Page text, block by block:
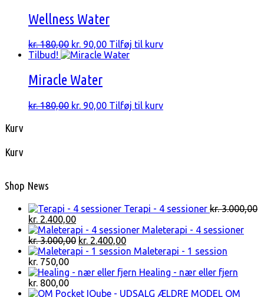
var:
kr. 180,00.
er:
kr. 90,00.
Wellness Water
kr.180,00 Den
oprindelige
var:
kr. 180,00.
kr. 90,00Den
aktuelle
Tilføj til kurv
Tilbud!
Miracle Water
kr.180,00 Den
kr. 90,00Den
Tilføj til kurv
Kurv
Kurv
Shop News
Terapi - 4 sessioner kr.3.000,00
Den
oprindelige
pris
var:
kr. 3.000,00.
kr. 2.400,00Den
aktuelle
pris
er:
Maleterapi - 4 sessioner
kr.3.000,00 Den
oprindelige
var:
kr. 2.400,00Den
aktuelle
er:
Maleterapi - 1 session
kr. 750,00
Healing - nær eller fjern
kr. 800,00
OM